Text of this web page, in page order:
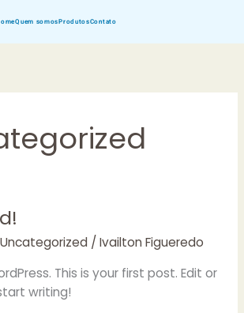
Quem somosProdutosContato
Uncategorized/ Ivailton Figueredo
This is your first post. Edit or
writing!